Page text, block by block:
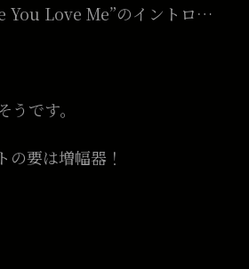
You Love Me”のイントロ…
です。
要は増幅器！